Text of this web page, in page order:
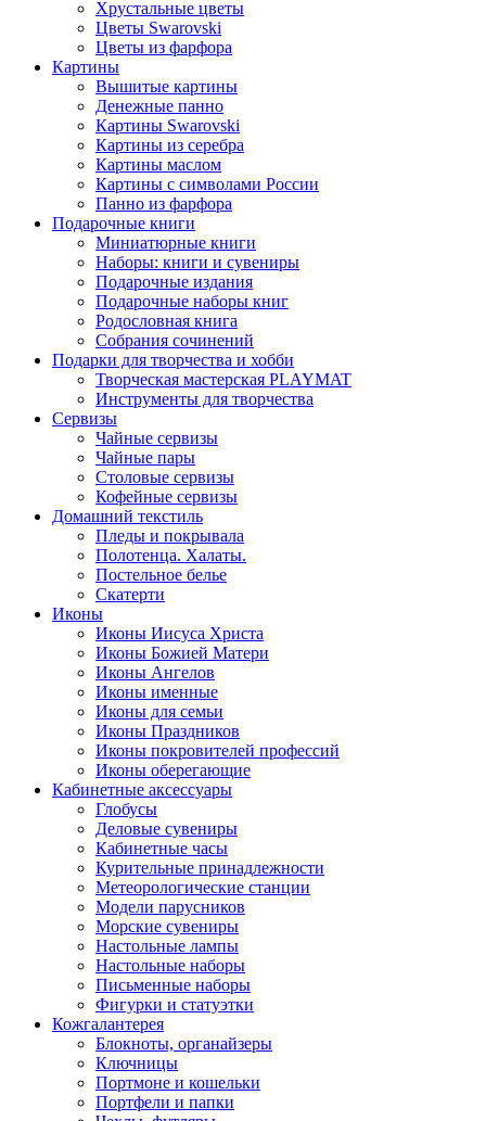
Хрустальные цветы
Цветы Swarovski
Цветы из фарфора
Картины
Вышитые картины
Денежные панно
Картины Swarovski
Картины из серебра
Картины маслом
Картины с символами России
Панно из фарфора
Подарочные книги
Миниатюрные книги
Наборы: книги и сувениры
Подарочные издания
Подарочные наборы книг
Родословная книга
Собрания сочинений
Подарки для творчества и хобби
Творческая мастерская PLAYMAT
Инструменты для творчества
Cервизы
Чайные сервизы
Чайные пары
Столовые сервизы
Кофейные сервизы
Домашний текстиль
Пледы и покрывала
Полотенца. Халаты.
Постельное белье
Скатерти
Иконы
Иконы Иисуса Христа
Иконы Божией Матери
Иконы Ангелов
Иконы именные
Иконы для семьи
Иконы Праздников
Иконы покровителей профессий
Иконы оберегающие
Кабинетные аксессуары
Глобусы
Деловые сувениры
Кабинетные часы
Курительные принадлежности
Метеорологические станции
Модели парусников
Морские сувениры
Настольные лампы
Настольные наборы
Письменные наборы
Фигурки и статуэтки
Кожгалантерея
Блокноты, органайзеры
Ключницы
Портмоне и кошельки
Портфели и папки